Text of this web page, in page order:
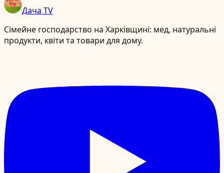
Дача TV
Сімейне господарство на Харківщині: мед, натуральні
продукти, квіти та товари для дому.